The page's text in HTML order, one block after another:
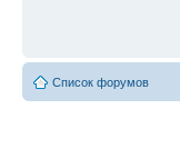
Список форумов